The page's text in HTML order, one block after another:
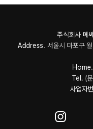
주식회사
Address. 서울시 마포구
Home.
Tel. (
사업자